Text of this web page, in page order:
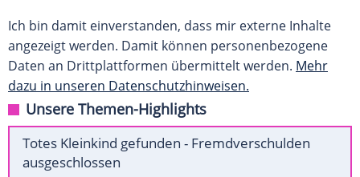
Ich bin damit einverstanden, dass mir externe Inhalte
angezeigt werden. Damit können personenbezogene
Daten an Drittplattformen übermittelt werden. Mehr
dazu in unseren Datenschutzhinweisen.
Unsere Themen-Highlights
Totes Kleinkind gefunden - Fremdverschulden
ausgeschlossen